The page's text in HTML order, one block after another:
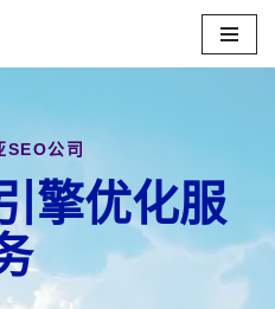
SEO公司
擎优化服